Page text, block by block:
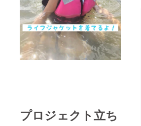
プロジェクト立ち